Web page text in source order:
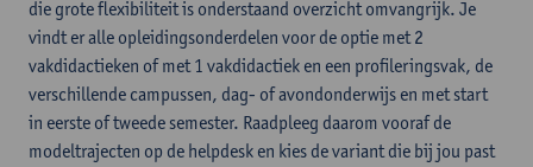
die grote flexibiliteit is onderstaand overzicht omvangrijk. Je
vindt er alle opleidingsonderdelen voor de optie met 2
vakdidactieken of met 1 vakdidactiek en een profileringsvak, de
verschillende campussen, dag- of avondonderwijs en met start
in eerste of tweede semester. Raadpleeg daarom vooraf de
modeltrajecten op de helpdesk en kies de variant die bij jou past